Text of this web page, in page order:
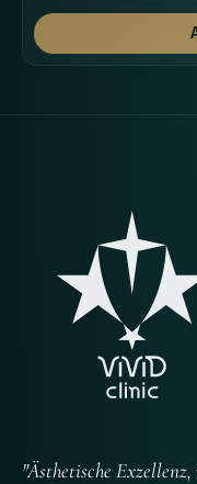
"Ästhetische